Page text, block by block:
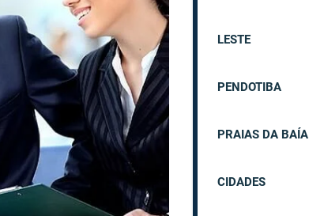
LESTE
PENDOTIBA
PRAIAS DA BAÍA
CIDADES